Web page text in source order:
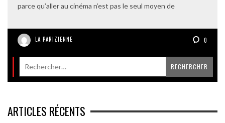
parce qu’aller au cinéma n’est pas le seul moyen de
LA PARIZIENNE 0
ARTICLES RÉCENTS